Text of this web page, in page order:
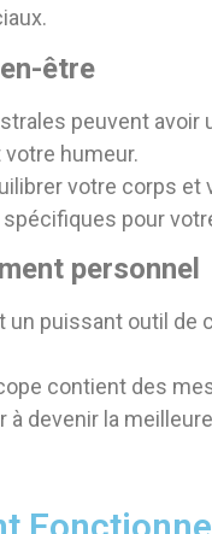
être
peuvent avoir
humeur.
votre corps et
pour
personnel
un puissant outil de
contient des
à devenir la